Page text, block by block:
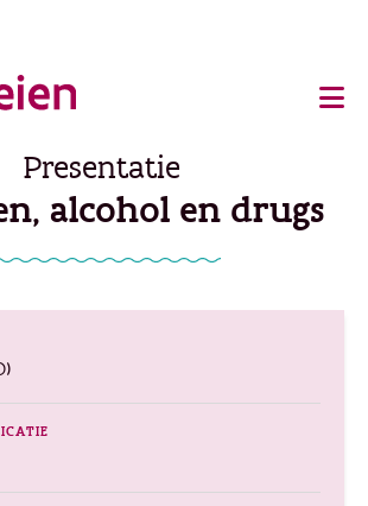
Presentatie
alcohol en drugs